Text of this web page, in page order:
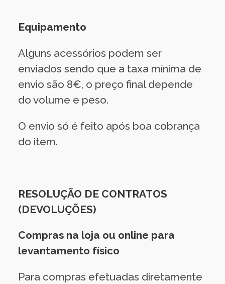
Equipamento
Alguns acessórios podem ser
enviados sendo que a taxa mínima de
envio são 8€, o preço final depende
do volume e peso.
O envio só é feito após boa cobrança
do item.
RESOLUÇÃO DE CONTRATOS
(DEVOLUÇÕES)
Compras na loja ou online para
levantamento físico
Para compras efetuadas diretamente